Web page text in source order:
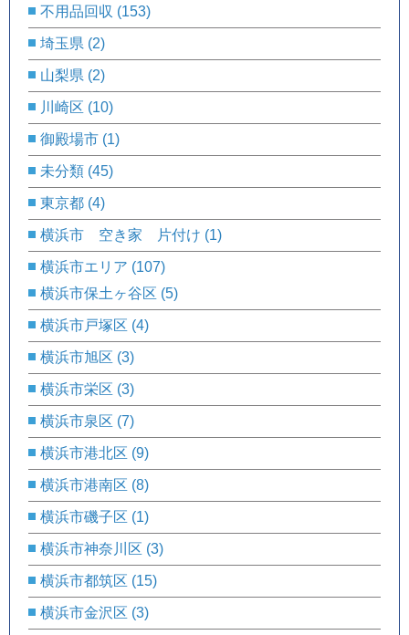
不用品回収 (153)
埼玉県 (2)
山梨県 (2)
川崎区 (10)
御殿場市 (1)
未分類 (45)
東京都 (4)
横浜市 空き家 片付け (1)
横浜市エリア (107)
横浜市保土ヶ谷区 (5)
横浜市戸塚区 (4)
横浜市旭区 (3)
横浜市栄区 (3)
横浜市泉区 (7)
横浜市港北区 (9)
横浜市港南区 (8)
横浜市磯子区 (1)
横浜市神奈川区 (3)
横浜市都筑区 (15)
横浜市金沢区 (3)